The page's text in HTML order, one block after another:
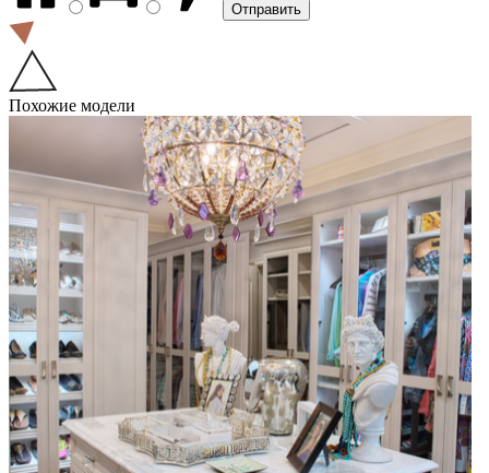
Похожие модели